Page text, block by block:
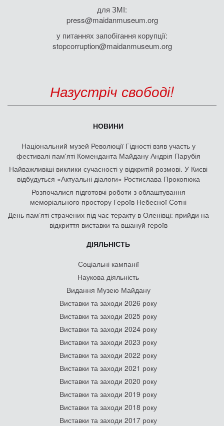
для ЗМІ:
press@maidanmuseum.org
у питаннях запобігання корупції:
stopcorruption@maidanmuseum.org
Назустріч свободі!
НОВИНИ
Національний музей Революції Гідності взяв участь у
фестивалі пам'яті Коменданта Майдану Андрія Парубія
Найважливіші виклики сучасності у відкритій розмові. У Києві
відбудуться «Актуальні діалоги» Ростислава Прокопюка
Розпочалися підготовчі роботи з облаштування
меморіального простору Героїв Небесної Сотні
День памʼяті страчених під час теракту в Оленівці: прийди на
відкриття виставки та вшануй героїв
ДІЯЛЬНІСТЬ
Соціальні кампанії
Наукова діяльність
Видання Музею Майдану
Виставки та заходи 2026 року
Виставки та заходи 2025 року
Виставки та заходи 2024 року
Виставки та заходи 2023 року
Виставки та заходи 2022 року
Виставки та заходи 2021 року
Виставки та заходи 2020 року
Виставки та заходи 2019 року
Виставки та заходи 2018 року
Виставки та заходи 2017 року